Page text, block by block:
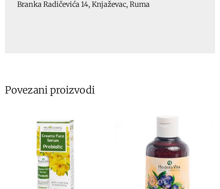
Branka Radičevića 14, Knjaževac, Ruma
Povezani proizvodi